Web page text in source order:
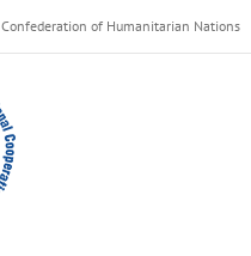
Confederation of Humanitarian Nations